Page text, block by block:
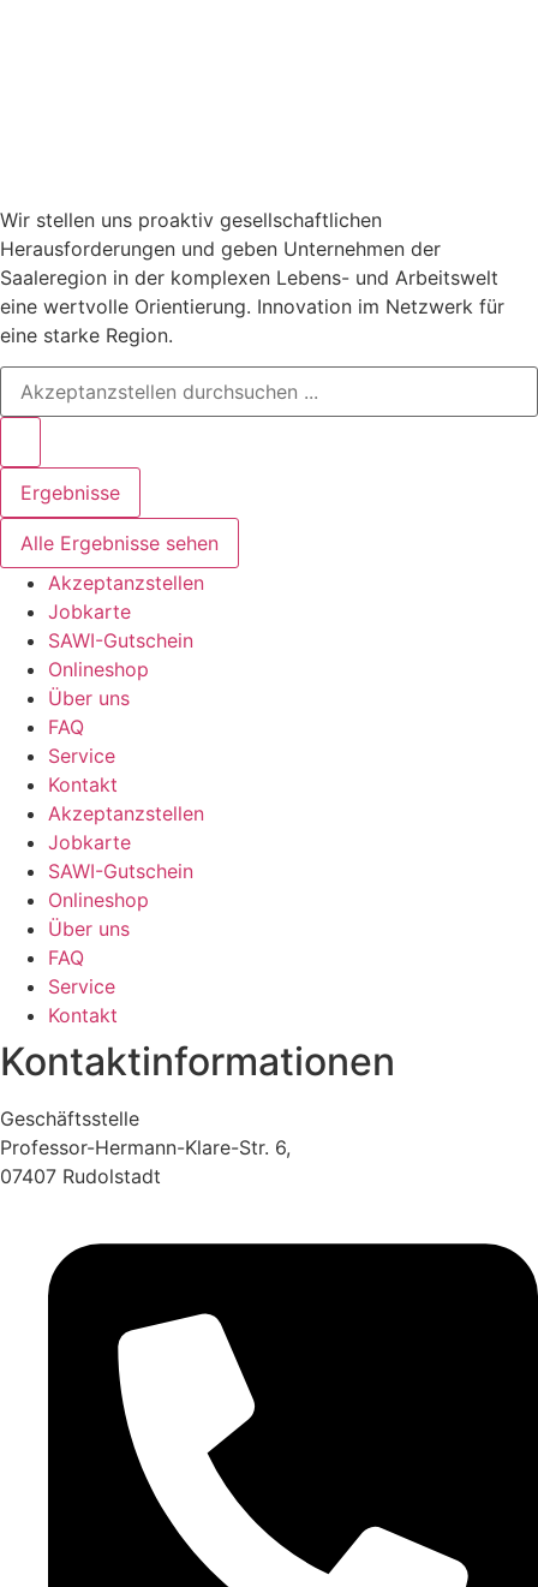
Wir stellen uns proaktiv gesellschaftlichen
Herausforderungen und geben Unternehmen der
Saaleregion in der komplexen Lebens- und Arbeitswelt
eine wertvolle Orientierung. Innovation im Netzwerk für
eine starke Region.
Search
Ergebnisse
Alle Ergebnisse sehen
Akzeptanzstellen
Jobkarte
SAWI-Gutschein
Onlineshop
Über uns
FAQ
Service
Kontakt
Akzeptanzstellen
Jobkarte
SAWI-Gutschein
Onlineshop
Über uns
FAQ
Service
Kontakt
Kontaktinformationen
Geschäftsstelle
Professor-Hermann-Klare-Str. 6,
07407 Rudolstadt